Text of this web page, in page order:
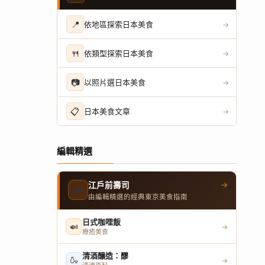
📍 依地區探索日本美食 →
🍴 依類型探索日本美食 →
📷 以照片選日本美食 →
📋 日本美食文章 →
編輯精選
🍣 江戶前壽司
由編輯精選的經典東京美食指南
→
🍛 日式咖哩飯
療癒美食
→
🍶 清酒釀造：醪 →